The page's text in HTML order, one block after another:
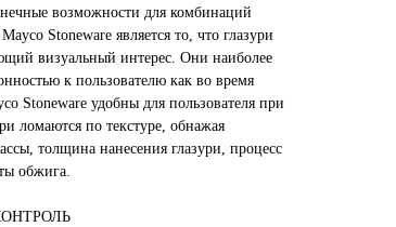
возможности для комбинаций
Stoneware является то, что глазури
визуальный интерес. Они наиболее
к пользователю как во время
Stoneware удобны для пользователя при
ломаются по текстуре, обнажая
толщина нанесения глазури, процесс
обжига.